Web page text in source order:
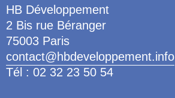
HB Développement
2 Bis rue Béranger
75003 Paris
contact@hbdeveloppement.info
Tél : 02 32 23 50 54